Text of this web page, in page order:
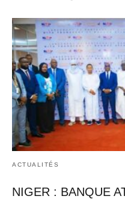
ACTUALITÉS
NIGER : BANQUE